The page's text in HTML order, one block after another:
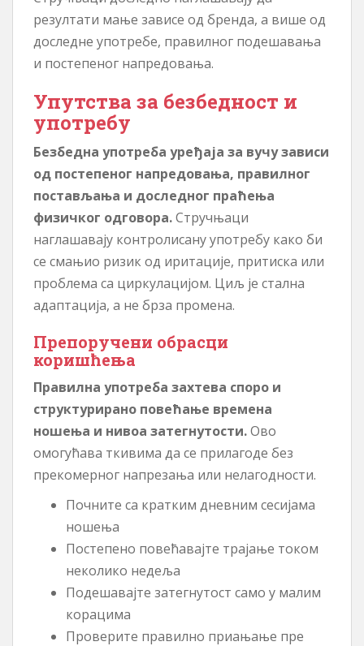
резултати мање зависе од бренда, а више од
доследне употребе, правилног подешавања
и постепеног напредовања.
Упутства за безбедност и
употребу
Безбедна употреба уређаја за вучу зависи
од постепеног напредовања, правилног
постављања и доследног праћења
физичког одговора.Стручњаци
наглашавају контролисану употребу како би
се смањио ризик од иритације, притиска или
проблема са циркулацијом. Циљ је стална
адаптација, а не брза промена.
Препоручени обрасци
коришћења
Правилна употреба захтева споро и
структурирано повећање времена
ношења и нивоа затегнутости.Ово
омогућава ткивима да се прилагоде без
прекомерног напрезања или нелагодности.
Почните са кратким дневним сесијама
ношења
Постепено повећавајте трајање током
неколико недеља
Подешавајте затегнутост само у малим
корацима
Проверите правилно приањање пре